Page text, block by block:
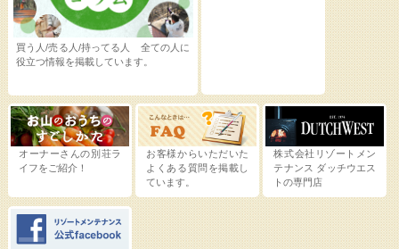
買う人/売る人/持ってる人 全ての人に
役立つ情報を掲載しています。
オーナーさんの別荘ラ
イフをご紹介！
お客様からいただいた
よくある質問を掲載し
ています。
株式会社リゾートメン
テナンス ダッチウエス
トの専門店